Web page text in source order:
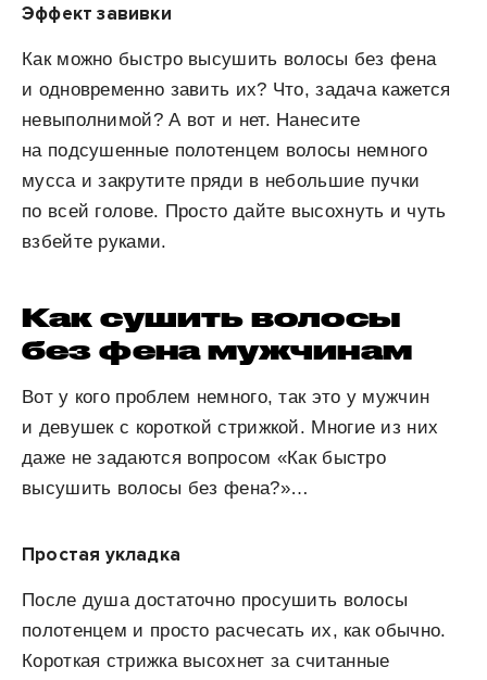
Эффект завивки
Как можно быстро высушить волосы без фена
и одновременно завить их? Что, задача кажется
невыполнимой? А вот и нет. Нанесите
на подсушенные полотенцем волосы немного
мусса и закрутите пряди в небольшие пучки
по всей голове. Просто дайте высохнуть и чуть
взбейте руками.
Как сушить волосы
без фена мужчинам
Вот у кого проблем немного, так это у мужчин
и девушек с короткой стрижкой. Многие из них
даже не задаются вопросом «Как быстро
высушить волосы без фена?»…
Простая укладка
После душа достаточно просушить волосы
полотенцем и просто расчесать их, как обычно.
Короткая стрижка высохнет за считанные